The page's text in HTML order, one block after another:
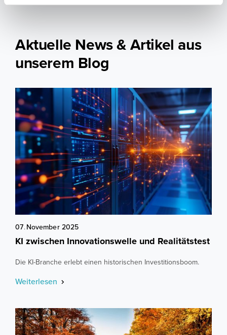
Aktuelle News & Artikel aus
unserem Blog
07.November 2025
KI zwischen Innovationswelle und Realitätstest
Die KI-Branche erlebt einen historischen Investitionsboom.
Weiterlesen